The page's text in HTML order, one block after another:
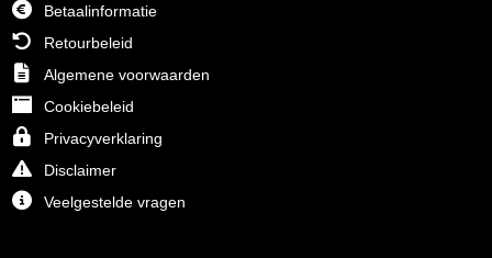
Betaalinformatie
Retourbeleid
Algemene voorwaarden
Cookiebeleid
Privacyverklaring
Disclaimer
Veelgestelde vragen